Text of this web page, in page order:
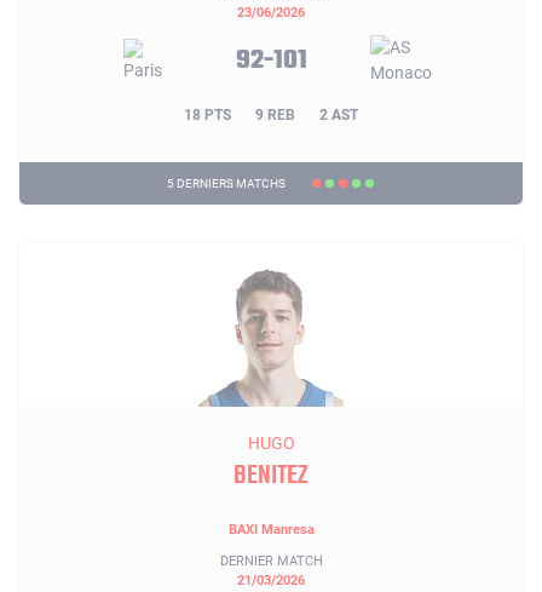
23/06/2026
92-101
18 PTS 9 REB 2 AST
5 DERNIERS MATCHS
HUGO
BENITEZ
BAXI Manresa
DERNIER MATCH
21/03/2026